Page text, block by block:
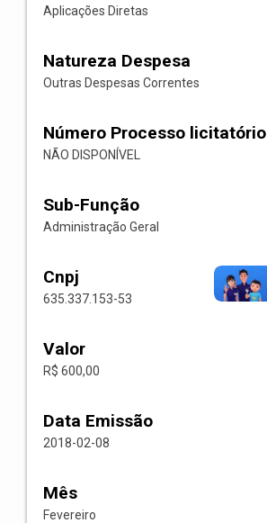
Aplicações Diretas
Natureza Despesa
Outras Despesas Correntes
Número Processo licitatório
NÃO DISPONÍVEL
Sub-Função
Administração Geral
Cnpj
635.337.153-53
Valor
R$ 600,00
Data Emissão
2018-02-08
Mês
Fevereiro